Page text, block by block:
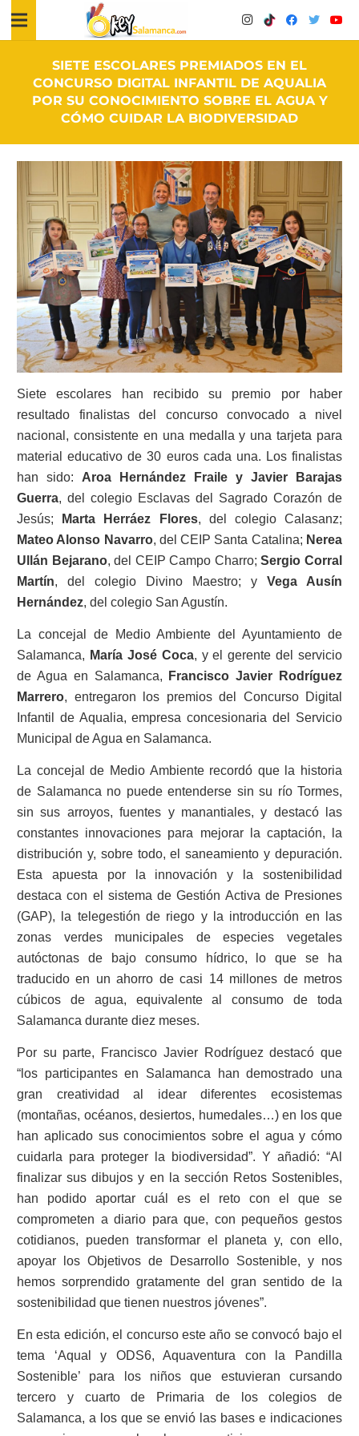
SIETE ESCOLARES PREMIADOS EN EL
CONCURSO DIGITAL INFANTIL DE AQUALIA
POR SU CONOCIMIENTO SOBRE EL AGUA Y
CÓMO CUIDAR LA BIODIVERSIDAD
Siete escolares han recibido su premio por haber
resultado finalistas del concurso convocado a nivel
nacional, consistente en una medalla y una tarjeta para
material educativo de 30 euros cada una. Los finalistas
han sido: Aroa Hernández Fraile y Javier Barajas
Guerra, del colegio Esclavas del Sagrado Corazón de
Jesús;
Marta Herráez Flores, del colegio Calasanz;
Mateo Alonso Navarro, del CEIP Santa Catalina; Nerea
Ullán Bejarano, del CEIP Campo Charro;Sergio Corral
Martín, del colegio Divino Maestro; y Vega Ausín
Hernández, del colegio San Agustín.
La concejal de Medio Ambiente del Ayuntamiento de
Salamanca, María José Coca, y el gerente del servicio
de Agua en Salamanca,
Francisco Javier Rodríguez
Marrero, entregaron los premios del Concurso Digital
Infantil de Aqualia, empresa concesionaria del Servicio
Municipal de Agua en Salamanca.
La concejal de Medio Ambiente recordó que la historia
de Salamanca no puede entenderse sin su río Tormes,
sin sus arroyos, fuentes y manantiales, y destacó las
constantes innovaciones para mejorar la captación, la
distribución y, sobre todo, el saneamiento y depuración.
Esta apuesta por la innovación y la sostenibilidad
destaca con el sistema de Gestión Activa de Presiones
(GAP), la telegestión de riego y la introducción en las
zonas verdes municipales de especies vegetales
autóctonas de bajo consumo hídrico, lo que se ha
traducido en un ahorro de casi 14 millones de metros
cúbicos de agua, equivalente al consumo de toda
Salamanca durante diez meses.
Por su parte, Francisco Javier Rodríguez destacó que
“los participantes en Salamanca han demostrado una
gran creatividad al idear diferentes ecosistemas
(montañas, océanos, desiertos, humedales…) en los que
han aplicado sus conocimientos sobre el agua y cómo
cuidarla para proteger la biodiversidad”. Y añadió: “Al
finalizar sus dibujos y en la sección Retos Sostenibles,
han podido aportar cuál es el reto con el que se
comprometen a diario para que, con pequeños gestos
cotidianos, pueden transformar el planeta y, con ello,
apoyar los Objetivos de Desarrollo Sostenible, y nos
hemos sorprendido gratamente del gran sentido de la
sostenibilidad que tienen nuestros jóvenes”.
En esta edición, el concurso este año se convocó bajo el
tema ‘Aqual y ODS6, Aquaventura con la Pandilla
Sostenible’ para los niños que estuvieran cursando
tercero y cuarto de Primaria de los colegios de
Salamanca, a los que se envió las bases e indicaciones